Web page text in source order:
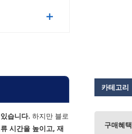
습니다. 하지만 블로
시간을 높이고, 재
카테고리
구매혜택